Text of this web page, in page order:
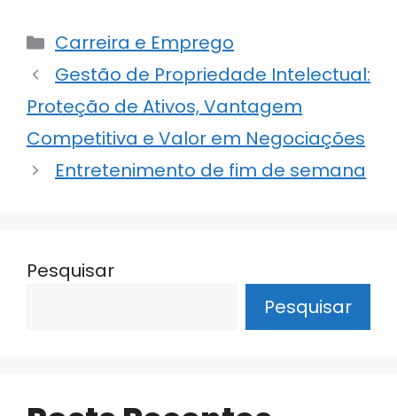
a
ts
A
p
p
k
e
dI
n
c
e
b
o
o
k
e
gr
a
m
e
Categorias
Carreira e Emprego
Gestão de Propriedade Intelectual:
Proteção de Ativos, Vantagem
Competitiva e Valor em Negociações
Entretenimento de fim de semana
Pesquisar
Pesquisar